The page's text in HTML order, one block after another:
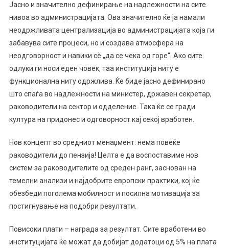
Јасно и значително дефинирање на надлежности на сите
нивоа во администрацијата. Ова значително ќе ја намали
неодржливата централизација во администрацијата која ги
забавува сите процеси, но и создава атмосфера на
неодговорност и навики сè „да се чека од горе“. Ако сите
одлуки ги носи еден човек, таа институција ниту е
функционална ниту одржлива. Ќе биде јасно дефинирано
што спаѓа во надлежности на министер, државен секретар,
раководители на сектор и одделение. Така ќе се гради
култура на придонес и одговорност кај секој вработен.
Нов концепт во средниот менаџмент: нема повеќе
раководители до пензија! Целта е да воспоставиме нов
систем за раководителите од среден ранг, заснован на
темелни анализи и најдобрите европски практики, кој ќе
обезбеди поголема мобилност и посилна мотивација за
постигнување на подобри резултати.
Повисоки плати – награда за резултат. Сите вработени во
институцијата ќе можат да добијат додатоци од 5% на плата